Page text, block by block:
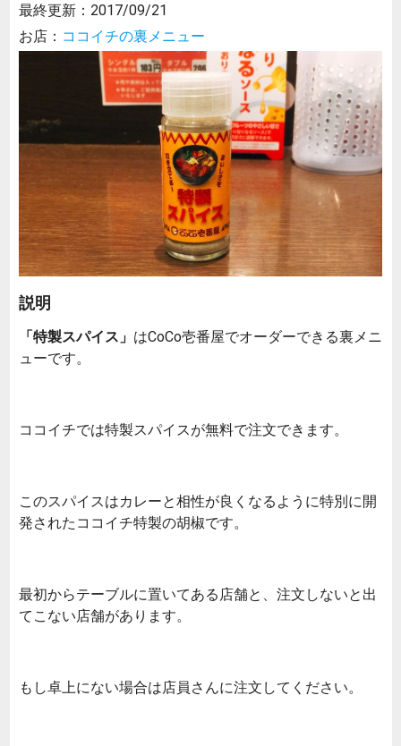
最終更新： 2017/09/21
お店： ココイチの裏メニュー
説明
「特製スパイス」 はCoCo壱番屋でオーダーできる裏メニ
ューです。
ココイチでは特製スパイスが無料で注文できます。
このスパイスはカレーと相性が良くなるように特別に開
発されたココイチ特製の胡椒です。
最初からテーブルに置いてある店舗と、注文しないと出
てこない店舗があります。
もし卓上にない場合は店員さんに注文してください。